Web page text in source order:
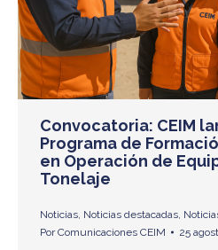
Convocatoria: CEIM
Programa de
en Operación de
Tonelaje
Noticias, Noticias destacadas,
PorComunicaciones CEIM 25